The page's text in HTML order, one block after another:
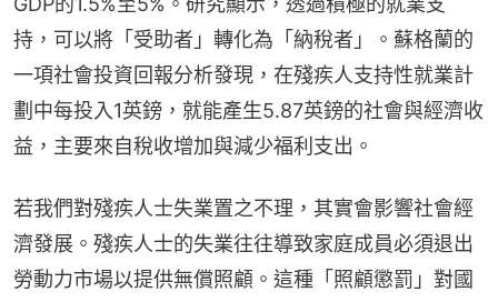
持，可以將「受助者」轉化為「納稅者」。蘇格蘭的
一項社會投資回報分析發現，在殘疾人支持性就業計
劃中每投入1英鎊，就能產生5.87英鎊的社會與經濟收
益，主要來自稅收增加與減少福利支出。
若我們對殘疾人士失業置之不理，其實會影響社會經
濟發展。殘疾人士的失業往往導致家庭成員必須退出
勞動力市場以提供無償照顧。這種「照顧懲罰」對國